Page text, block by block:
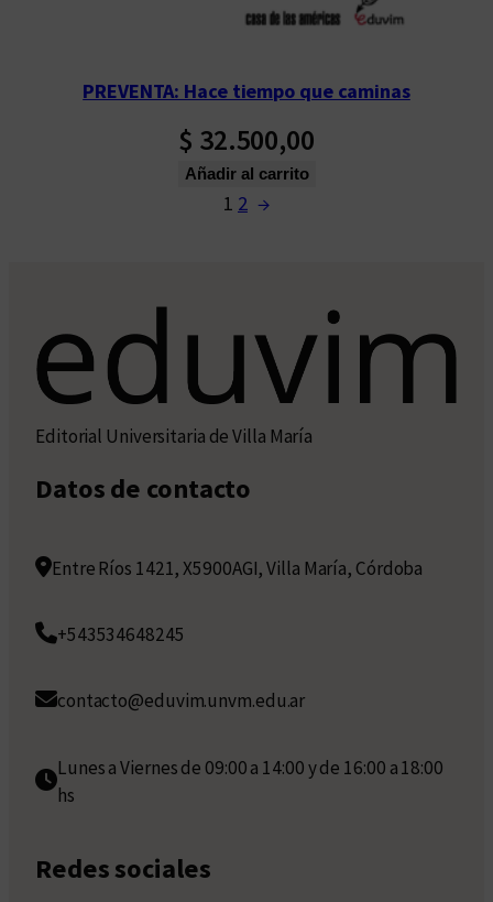
PREVENTA: Hace tiempo que caminas
$ 32.500,00
Añadir al carrito
1 2 →
Editorial Universitaria de Villa María
Datos de contacto
Entre Ríos 1421, X5900AGI, Villa María, Córdoba
+543534648245
contacto@eduvim.unvm.edu.ar
Lunes a Viernes de 09:00 a 14:00 y de 16:00 a 18:00
hs
Redes sociales